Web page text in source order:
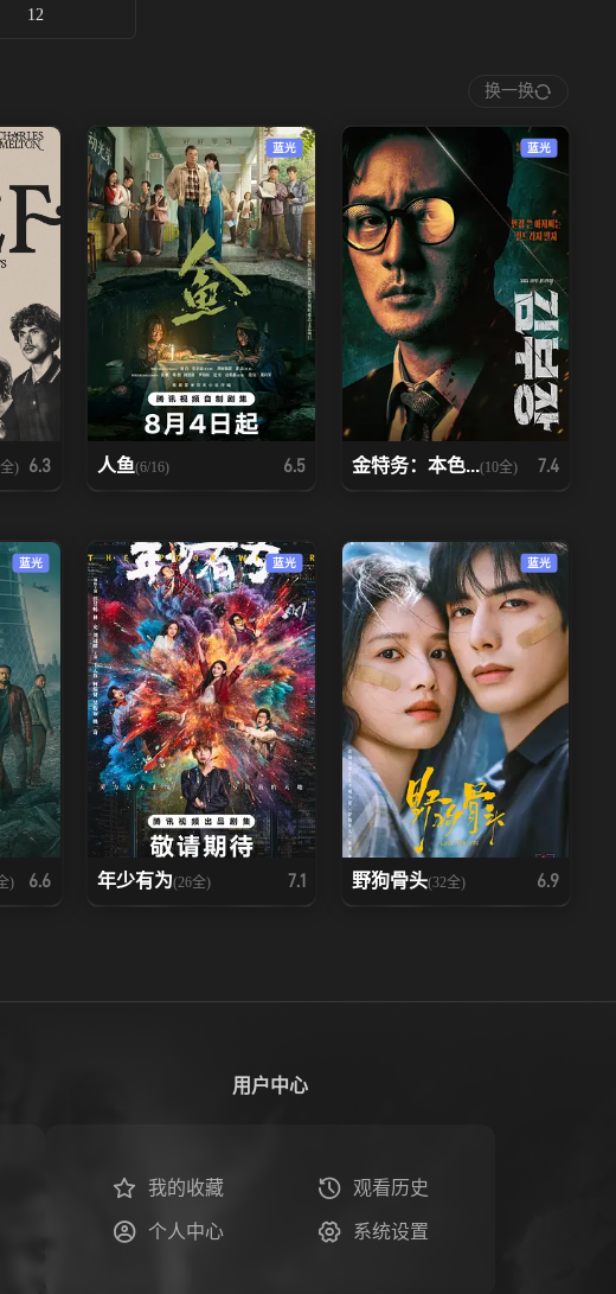
12
换一换
) 6.3
蓝光
人鱼(6/16) 6.5
蓝光
金特务：本色...(10全) 7.4
蓝光
) 6.6
蓝光
年少有为(26全) 7.1
蓝光
野狗骨头(32全) 6.9
用户中心
我的收藏 观看历史
个人中心 系统设置